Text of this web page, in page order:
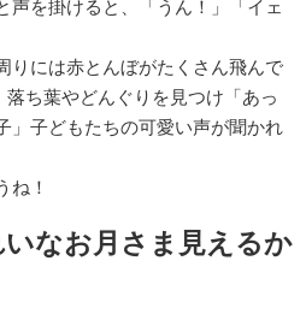
声を掛けると、「うん！」「イェ
りには赤とんぼがたくさん飛んで
ち葉やどんぐりを見つけ「あっ
」子どもたちの可愛い声が聞かれ
ね！
いなお月さま見えるか